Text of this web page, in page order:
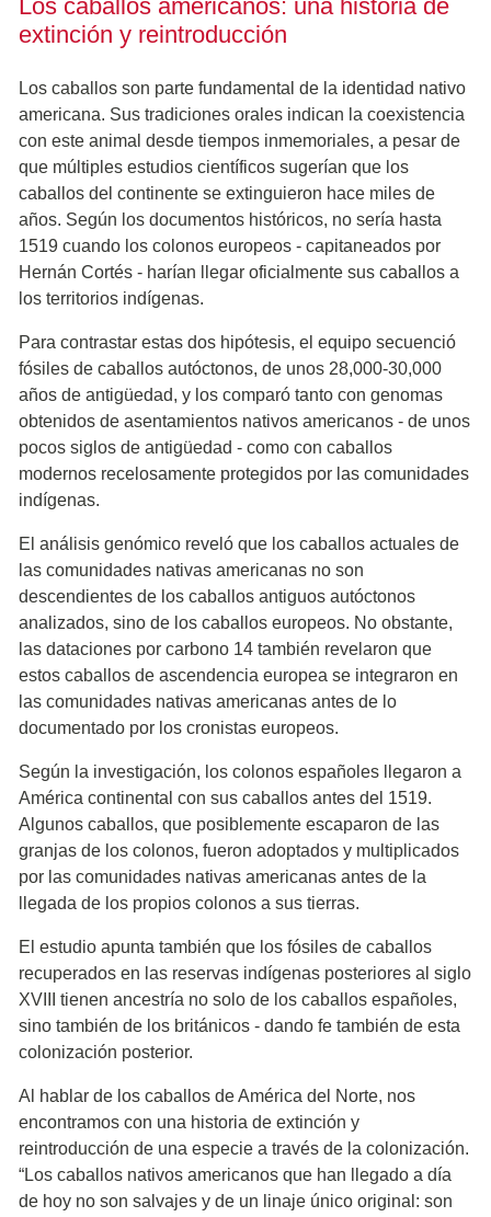
Los caballos americanos: una historia de
extinción y reintroducción
Los caballos son parte fundamental de la identidad nativo
americana. Sus tradiciones orales indican la coexistencia
con este animal desde tiempos inmemoriales, a pesar de
que múltiples estudios científicos sugerían que los
caballos del continente se extinguieron hace miles de
años. Según los documentos históricos, no sería hasta
1519 cuando los colonos europeos - capitaneados por
Hernán Cortés - harían llegar oficialmente sus caballos a
los territorios indígenas.
Para contrastar estas dos hipótesis, el equipo secuenció
fósiles de caballos autóctonos, de unos 28,000-30,000
años de antigüedad, y los comparó tanto con genomas
obtenidos de asentamientos nativos americanos - de unos
pocos siglos de antigüedad - como con caballos
modernos recelosamente protegidos por las comunidades
indígenas.
El análisis genómico reveló que los caballos actuales de
las comunidades nativas americanas no son
descendientes de los caballos antiguos autóctonos
analizados, sino de los caballos europeos. No obstante,
las dataciones por carbono 14 también revelaron que
estos caballos de ascendencia europea se integraron en
las comunidades nativas americanas antes de lo
documentado por los cronistas europeos.
Según la investigación, los colonos españoles llegaron a
América continental con sus caballos antes del 1519.
Algunos caballos, que posiblemente escaparon de las
granjas de los colonos, fueron adoptados y multiplicados
por las comunidades nativas americanas antes de la
llegada de los propios colonos a sus tierras.
El estudio apunta también que los fósiles de caballos
recuperados en las reservas indígenas posteriores al siglo
XVIII tienen ancestría no solo de los caballos españoles,
sino también de los británicos - dando fe también de esta
colonización posterior.
Al hablar de los caballos de América del Norte, nos
encontramos con una historia de extinción y
reintroducción de una especie a través de la colonización.
“Los caballos nativos americanos que han llegado a día
de hoy no son salvajes y de un linaje único original: son